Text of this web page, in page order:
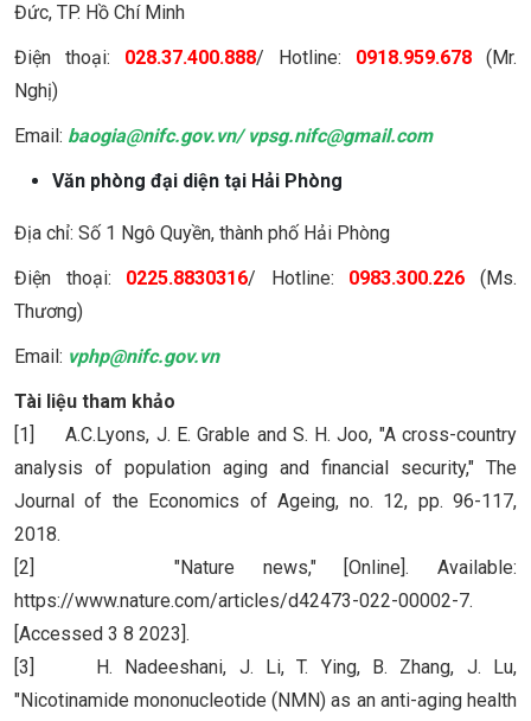
Đức, TP. Hồ Chí Minh
Điện thoại: 028.37.400.888/ Hotline: 0918.959.678 (Mr.
Nghị)
Email: baogia@nifc.gov.vn/vpsg.nifc@gmail.com
Văn phòng đại diện tại Hải Phòng
Địa chỉ: Số 1 Ngô Quyền, thành phố Hải Phòng
Điện thoại: 0225.8830316/ Hotline: 0983.300.226 (Ms.
Thương)
Email: vphp@nifc.gov.vn
Tài liệu tham khảo
[1] A.C.Lyons, J. E. Grable and S. H. Joo, "A cross-country
analysis of population aging and financial security," The
Journal of the Economics of Ageing, no. 12, pp. 96-117,
2018.
[2] "Nature news," [Online]. Available:
https://www.nature.com/articles/d42473-022-00002-7.
[Accessed 3 8 2023].
[3] H. Nadeeshani, J. Li, T. Ying, B. Zhang, J. Lu,
"Nicotinamide mononucleotide (NMN) as an anti-aging health